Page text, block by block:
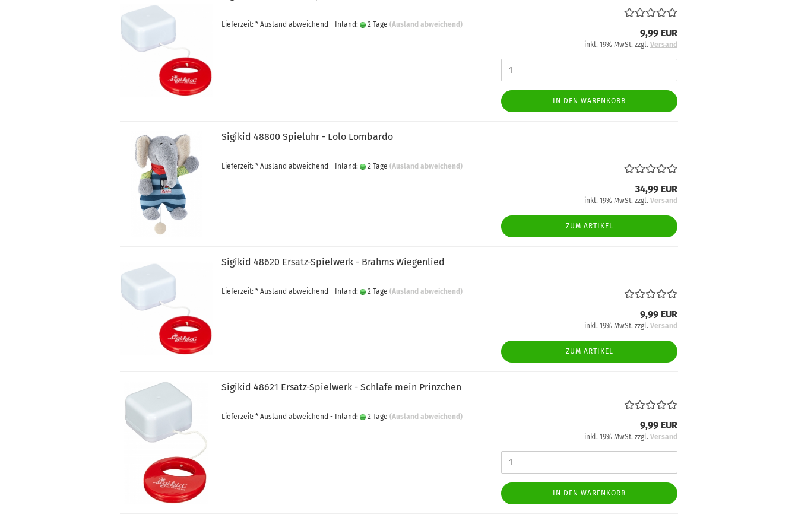
Lieferzeit: * Ausland abweichend - Inland: 2 Tage (Ausland abweichend)
9,99 EUR
inkl. 19% MwSt. zzgl. Versand
IN DEN WARENKORB
Sigikid 48800 Spieluhr - Lolo Lombardo
Lieferzeit: * Ausland abweichend - Inland: 2 Tage (Ausland abweichend)
34,99 EUR
inkl. 19% MwSt. zzgl. Versand
ZUM ARTIKEL
Sigikid 48620 Ersatz-Spielwerk - Brahms Wiegenlied
Lieferzeit: * Ausland abweichend - Inland: 2 Tage (Ausland abweichend)
9,99 EUR
inkl. 19% MwSt. zzgl. Versand
ZUM ARTIKEL
Sigikid 48621 Ersatz-Spielwerk - Schlafe mein Prinzchen
Lieferzeit: * Ausland abweichend - Inland: 2 Tage (Ausland abweichend)
9,99 EUR
inkl. 19% MwSt. zzgl. Versand
IN DEN WARENKORB